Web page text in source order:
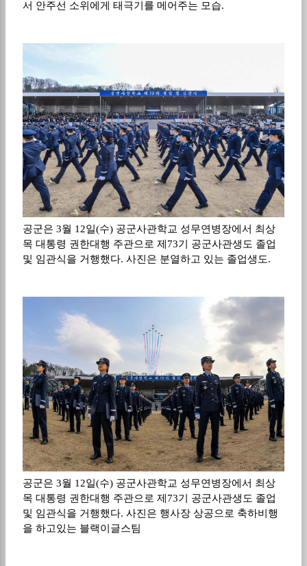
서 안주선 소위에게 태극기를 메어주는 모습.
공군은 3월 12일(수) 공군사관학교 성무연병장에서 최상
목 대통령 권한대행 주관으로 제73기 공군사관생도 졸업
및 임관식을 거행했다. 사진은 분열하고 있는 졸업생도.
공군은 3월 12일(수) 공군사관학교 성무연병장에서 최상
목 대통령 권한대행 주관으로 제73기 공군사관생도 졸업
및 임관식을 거행했다. 사진은 행사장 상공으로 축하비행
을 하고있는 블랙이글스팀